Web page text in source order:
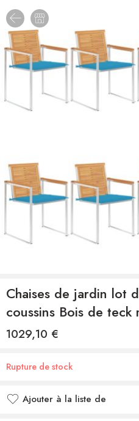
Chaises de jardin lot
coussins Bois de teck
1029,10 €
Rupture de stock
Ajouter à la liste de